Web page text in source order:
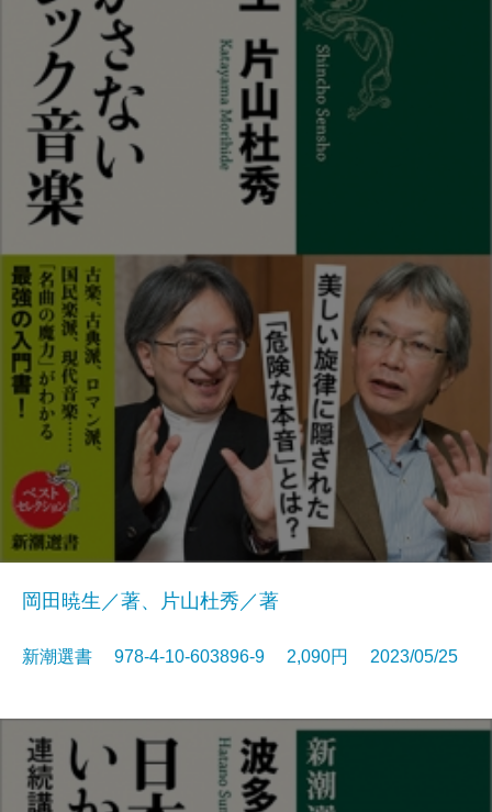
岡田暁生／著、片山杜秀／著
新潮選書 978-4-10-603896-9 2,090円 2023/05/25